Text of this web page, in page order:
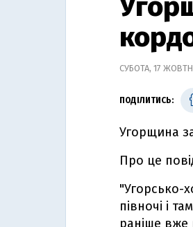
СУБОТА, 17
ПОДІЛИТИСЬ:
Угорщина
Про це
"Угорсько-
півночі і
раніше вже